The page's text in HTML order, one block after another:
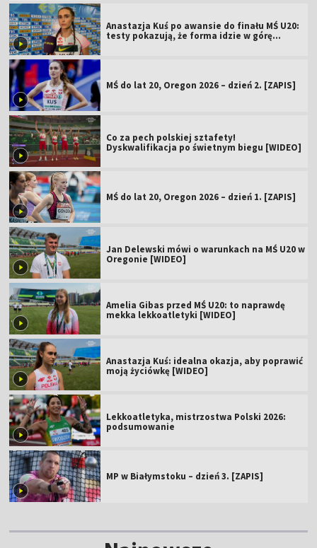
Anastazja Kuś po awansie do finału MŚ U20:
testy pokazują, że forma idzie w górę
MŚ do lat 20, Oregon 2026 – dzień 2. [ZAPIS]
Co za pech polskiej sztafety!
Dyskwalifikacja po świetnym biegu [WIDEO]
MŚ do lat 20, Oregon 2026 – dzień 1. [ZAPIS]
Jan Delewski mówi o warunkach na MŚ U20 w
Oregonie [WIDEO]
Amelia Gibas przed MŚ U20: to naprawdę
mekka lekkoatletyki [WIDEO]
Anastazja Kuś: idealna okazja, aby poprawić
moją życiówkę [WIDEO]
Lekkoatletyka, mistrzostwa Polski 2026:
podsumowanie
MP w Białymstoku – dzień 3. [ZAPIS]